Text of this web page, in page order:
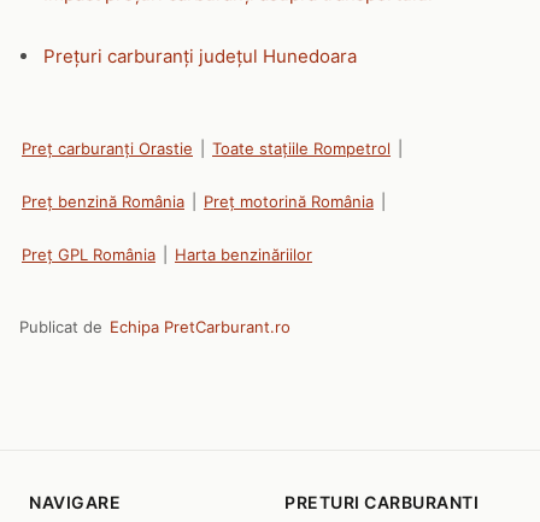
Prețuri carburanți județul Hunedoara
Preț carburanți Orastie Toate stațiile Rompetrol
Preț benzină România Preț motorină România
Preț GPL România Harta benzinăriilor
Publicat de Echipa PretCarburant.ro
NAVIGARE PRETURI CARBURANTI